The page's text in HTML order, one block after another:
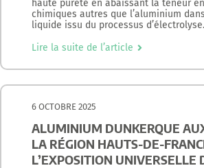
haute pureté en abaissant la teneur
chimiques autres que l’aluminium
liquide issu du processus d’électrolyse.
Lire la suite de l’article
6 OCTOBRE 2025
ALUMINIUM DUNKERQUE
LA RÉGION HAUTS-DE-
L’EXPOSITION UNIVERSELLE